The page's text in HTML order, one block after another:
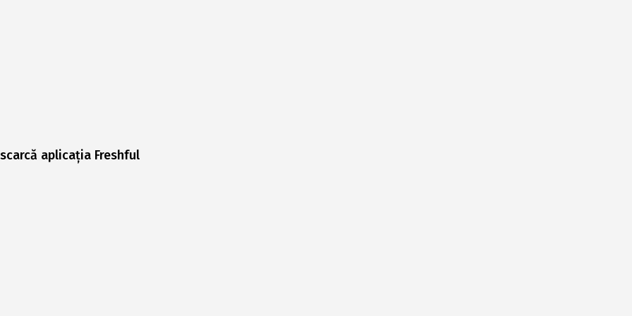
aplicația Freshful